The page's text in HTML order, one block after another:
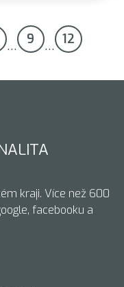
… 9 … 12
kraji. Více než 600
facebooku a